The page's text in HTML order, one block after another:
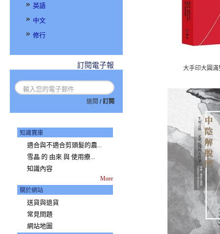
英語
中文
修行
訂閱電子報
退閱 /訂閱
知識寶庫
適合與不適合剪頭髮的農...
雪晶 的 由來 與 使用療...
知識內容
More
關於網站
送貨與退貨
常見問題
網站地圖
大手印大圓滿